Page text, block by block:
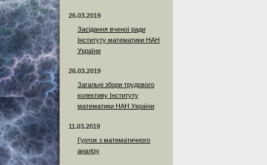
26.03.2019
Засідання вченої ради
Інституту математики НАН
України
26.03.2019
Загальні збори трудового
колективу Інституту
математики НАН України
11.03.2019
Гурток з математичного
аналізу